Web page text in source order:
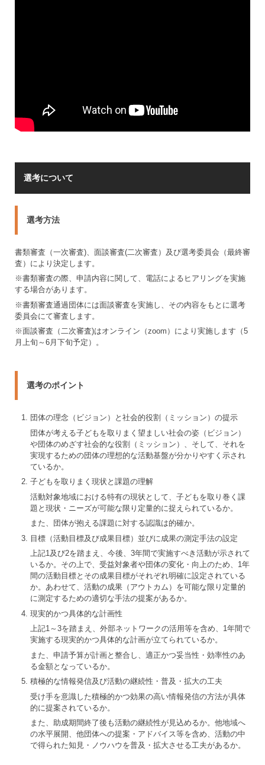
選考について
選考方法
書類審査（一次審査)、面談審査(二次審査 ） 及び選考委員会（最終審
査）により決定します。
※書類審査の際、申請内容に関して、電話によるヒアリングを実施
する場合があります。
※書類審査通過団体には面談審査を実施し、その内容をもとに選考
委員会にて審査します。
※面談審査（二次審査)はオンライン（zoom）により実施します（5
月上旬～6月下旬予定）。
選考のポイント
1団体の理念（ビジョン）と社会的役割（ミッション）の提示
団体が考える子どもを取りまく望ましい社会の姿（ビジョン）
や団体のめざす社会的な役割（ミッション）、そして、それを
実現するための団体の理想的な活動基盤が分かりやすく示され
ているか。
2
子どもを取りまく現状と課題の理解
活動対象地域における特有の現状として、子どもを取り巻く課
題と現状・ニーズが可能な限り定量的に捉えられているか。
また、団体が抱える課題に対する認識は的確か。
3目標（活動目標及び成果目標）並びに成果の測定手法の設定
上記1及び2を踏まえ、今後、3年間で実施すべき活動が示されて
いるか。その上で、受益対象者や団体の変化・向上のため、1年
間の活動目標とその成果目標がそれぞれ明確に設定されている
か。あわせて、活動の成果（アウトカム）を可能な限り定量的
に測定するための適切な手法の提案があるか。
4
現実的かつ具体的な計画性
上記1～3を踏まえ、外部ネットワークの活用等を含め、1年間で
実施する現実的かつ具体的な計画が立てられているか。
また、申請予算が計画と整合し、適正かつ妥当性・効率性のあ
る金額となっているか。
5
積極的な情報発信及び活動の継続性・普及・拡大の工夫
受け手を意識した積極的かつ効果の高い情報発信の方法が具体
的に提案されているか。
また、助成期間終了後も活動の継続性が見込めるか。他地域へ
の水平展開、他団体への提案・アドバイス等を含め、活動の中
で得られた知見・ノウハウを普及・拡大させる工夫があるか。